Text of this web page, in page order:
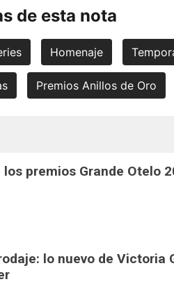
de esta nota
Homenaje
Premios Anillos de Oro
premios Grande Otelo
lo nuevo de Victoria